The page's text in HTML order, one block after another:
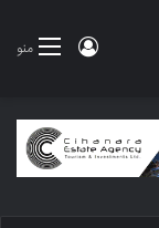
منو ورود